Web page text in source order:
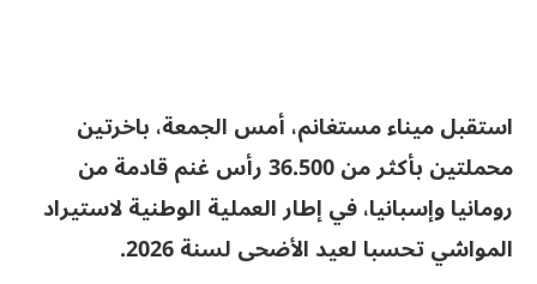
استقبل ميناء مستغانم، أمس الجمعة، باخرتين
محملتين بأكثر من 36.500 رأس غنم قادمة من
رومانيا وإسبانيا، في إطار العملية الوطنية لاستيراد
المواشي تحسبا لعيد الأضحى لسنة 2026.